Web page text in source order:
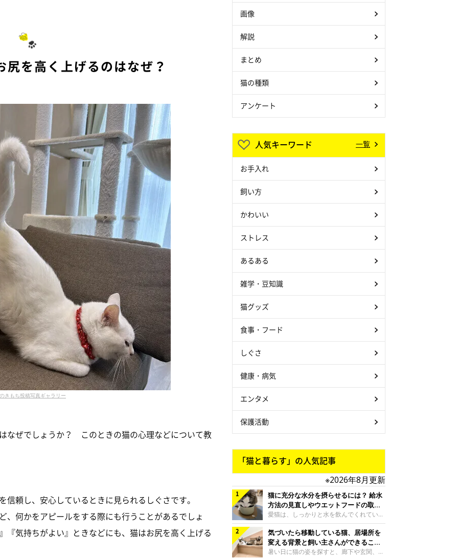
を高く上げるのはなぜ？
きもち投稿写真ギャラリー
ぜでしょうか？ このときの猫の心理などについて教
頼し、安心しているときに見られるしぐさです。
、何かをアピールをする際にも行うことがあるでしょ
『気持ちがよい』ときなどにも、猫はお尻を高く上げる
画像
解説
まとめ
猫の種類
アンケート
人気キーワード 一覧
お手入れ
飼い方
かわいい
ストレス
あるある
雑学・豆知識
猫グッズ
食事・フード
しぐさ
健康・病気
エンタメ
保護活動
「猫と暮らす」の人気記事
※2026年8月更新
猫に充分な水分を摂らせるには？ 給水
方法の見直しやウエットフードの取り
入れ方を解説
愛猫は、しっかりと水を飲んでくれていま
すか？ 夏場はエアコンで室内が涼しいこ
ともあり、猫があまり水を飲まないこと
も。積極的に水分を摂らせるためには、給
水方法を見直したり、フードから水分を摂
気づいたら移動している猫、居場所を
変える背景と飼い主さんができること
を獣医師が解説
暑い日に猫の姿を探すと、廊下や玄関、床